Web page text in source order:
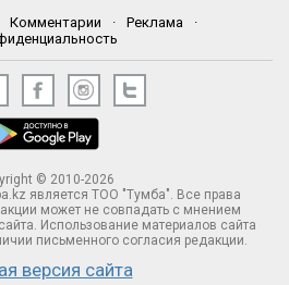
Комментарии · Реклама
·
© 2010-2026
является ТОО "Тумба". Все права
может не совпадать с мнением
Использование материалов сайта
письменного согласия редакции.
версия сайта